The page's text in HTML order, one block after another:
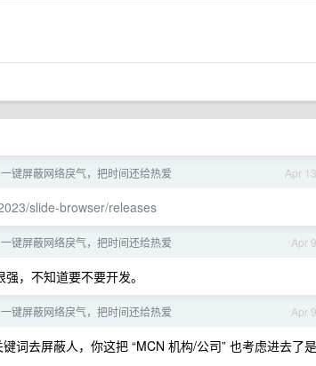
Apr 13
键屏蔽网络戾气，把时间还给热爱
slide-browser/releases
Apr 9
键屏蔽网络戾气，把时间还给热爱
，不知道要不要开发。
Apr 9
键屏蔽网络戾气，把时间还给热爱
词去屏蔽人，你这把 “MCN 机构/公司” 也考虑进去了是